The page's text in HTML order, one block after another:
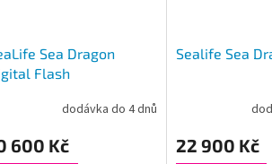
Sea Dragon
Flash
dodávka do 4 dnů
600 Kč
Sealife Sea
22 900 Kč